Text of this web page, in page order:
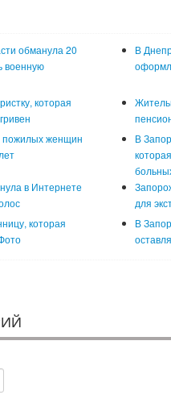
обманула 20
военную
В
которая
пожилых женщин
В
в Интернете
для
которая
В